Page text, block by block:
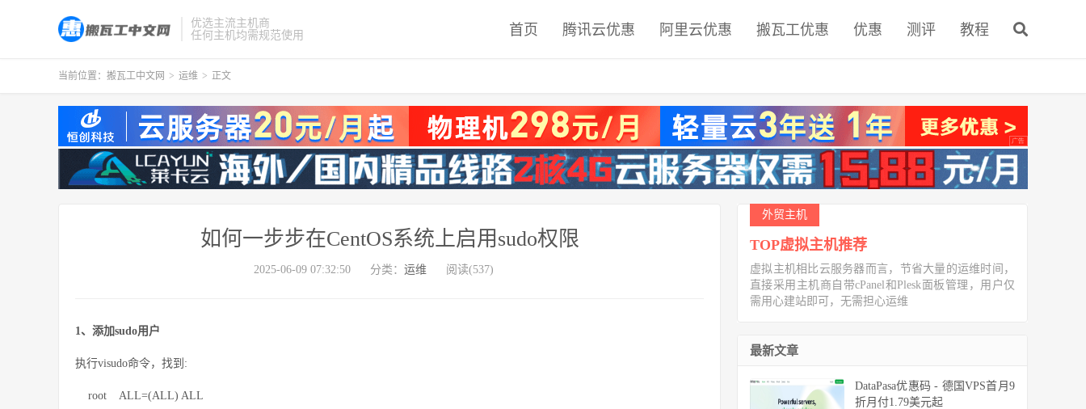
优选主流主机商
任何主机均需规范使用
首页 腾讯云优惠 阿里云优惠 搬瓦工优惠 优惠 测评 教程
当前位置： 搬瓦工中文网 > 运维 > 正文
如何一步步在CentOS系统上启用sudo权限
2025-06-09 07:32:50 分类： 运维 阅读(537)
1、添加sudo用户
执行visudo命令，找到:
root ALL=(ALL) ALL
外贸主机
TOP虚拟主机推荐
虚拟主机相比云服务器而言，节省大量的运维时间，
直接采用主机商自带cPanel和Plesk面板管理，用户仅
需用心建站即可，无需担心运维
最新文章
DataPasa优惠码 - 德国VPS首月9
折月付1.79美元起